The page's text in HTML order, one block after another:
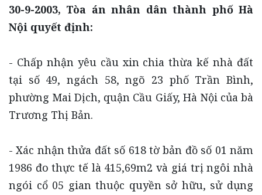
30-9-2003, Tòa án nhân dân thành phố Hà
Nội quyết định:
- Chấp nhận yêu cầu xin chia thừa kế nhà đất
tại số 49, ngách 58, ngõ 23 phố Trần Bình,
phường Mai Dịch, quận Cầu Giấy, Hà Nội của bà
Trương Thị Bản.
- Xác nhận thửa đất số 618 tờ bản đồ số 01 năm
1986 đo thực tế là 415,69m2 và giá trị ngôi nhà
ngói cổ 05 gian thuộc quyền sở hữu, sử dụng